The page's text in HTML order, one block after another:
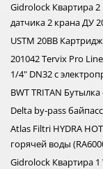
Gidrolock Квартира
датчика 2 крана ДУ
USTM 20BB
201042 Tervix Pro
1/4" DN32 с
BWT TRITAN
Delta by-pass байпасс
Atlas Filtri HYDRA
горячей воды
Gidrolock Квартира